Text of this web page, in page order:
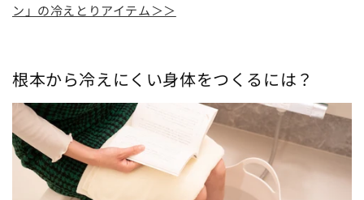
ン」の冷えとりアイテム＞＞
根本から冷えにくい身体をつくるには？